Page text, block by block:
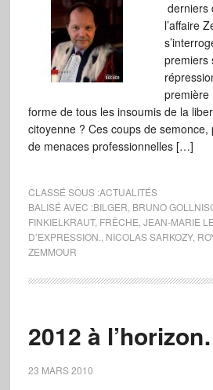
derniers
l’affaire
premiers
première
forme de tous les insoumis de la
citoyenne ? Ces coups de semonce,
de menaces professionnelles […]
CLASSÉ SOUS :ACTUALITÉS
BALISÉ AVEC :BILGER BRUNO
FINKIELKRAUT, FRÊCHE JEAN-MARIE
D’EXPRESSION.
NICOLAS SARKOZY,
ZEMMOUR
2012 à
23 MARS 2010